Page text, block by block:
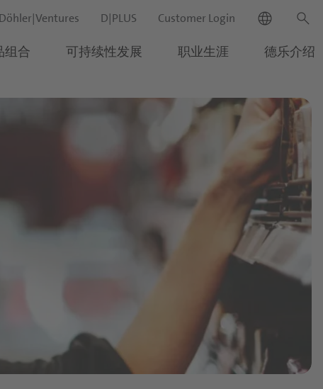
Döhler|Ventures D|PLUS Customer Login language search
组合 可持续性发展 职业生涯 德乐介绍
新闻
联系方式
应用与解决
方案
我们的产品
可持续性发
职业生涯
德乐介绍
search close
Channels
Retail and e-Commerce
生命科学与营养应用
营养素饮料&食品
代餐饮料
片剂
配料系统
糖浆
创意到市场服务与解决方案
Sensory & Consumer Science Service
Solutions
机会
质量与食品安全
Quality & Food Safety Policy
证书